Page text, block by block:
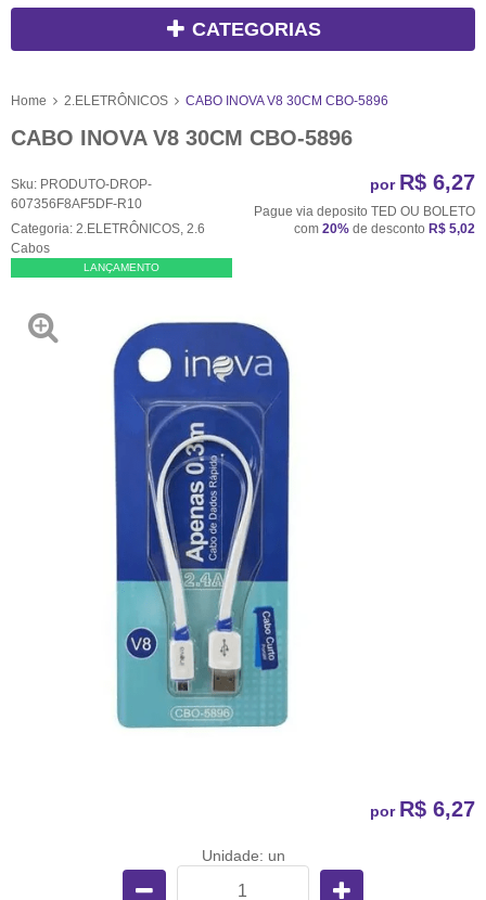
CATEGORIAS
Home 2.ELETRÔNICOS CABO INOVA V8 30CM CBO-5896
CABO INOVA V8 30CM CBO-5896
Sku: PRODUTO-DROP-
607356F8AF5DF-R10
Categoria: 2.ELETRÔNICOS 2.6
Cabos
LANÇAMENTO
por R$ 6,27
Pague via deposito TED OU BOLETO
com 20% de desconto R$ 5,02
por R$ 6,27
Unidade: un